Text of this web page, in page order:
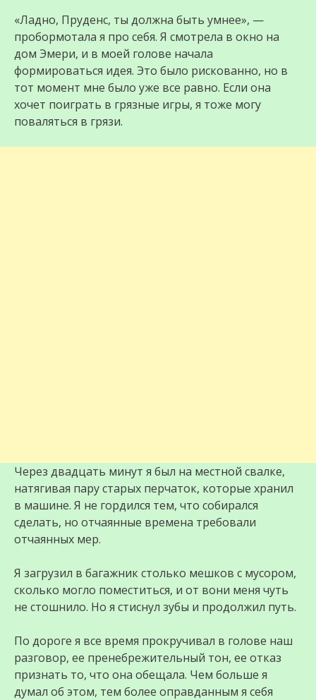
«Ладно, Пруденс, ты должна быть умнее», —
пробормотала я про себя. Я смотрела в окно на
дом Эмери, и в моей голове начала
формироваться идея. Это было рискованно, но в
тот момент мне было уже все равно. Если она
хочет поиграть в грязные игры, я тоже могу
поваляться в грязи.
Через двадцать минут я был на местной свалке,
натягивая пару старых перчаток, которые хранил
в машине. Я не гордился тем, что собирался
сделать, но отчаянные времена требовали
отчаянных мер.
Я загрузил в багажник столько мешков с мусором,
сколько могло поместиться, и от вони меня чуть
не стошнило. Но я стиснул зубы и продолжил путь.
По дороге я все время прокручивал в голове наш
разговор, ее пренебрежительный тон, ее отказ
признать то, что она обещала. Чем больше я
думал об этом, тем более оправданным я себя